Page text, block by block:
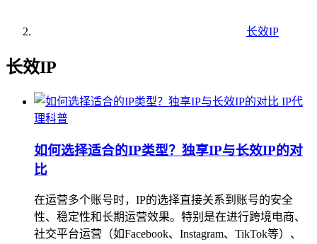
长效IP
长效IP
IP代
理科普
如何选择适合的IP类型？独享IP与长效IP的对
比
在运营多个账号时，IP的选择直接关系到账号的安全
性、稳定性和长期运营效果。特别是在进行跨境电商、
社交平台运营（如Facebook、Instagram、TikTok等）、